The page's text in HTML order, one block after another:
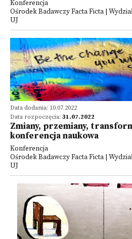
Konferencja
Ośrodek Badawczy Facta Ficta |
UJ
Data dodania: 10.07.2022
Data rozpoczęcia: 31.07.2022
Zmiany, przemiany,
konferencja naukowa
Konferencja
Ośrodek Badawczy Facta Ficta |
UJ